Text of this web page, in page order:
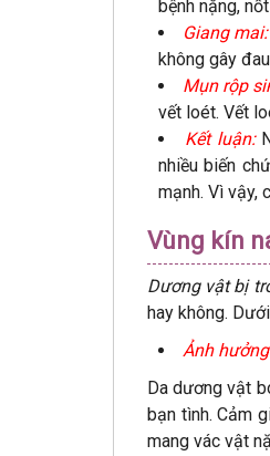
bệnh nặng,
Giang mai:
không gây
Mụn rộp
vết loét. Vết
Kết luận:
nhiều biến
mạnh. Vì vậy,
Vùng kín
Dương vật bị
hay không.
Ảnh
Da dương vật
bạn tình. Cảm
mang vác vật